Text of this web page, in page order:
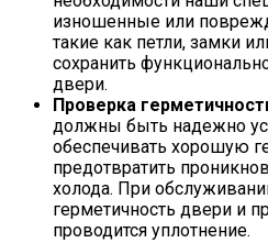
изношенные или
такие как петли, замки
сохранить
двери.
Проверка
должны быть надежно
обеспечивать хорошую
предотвратить
холода. При
герметичность двери и
проводится уплотнение.